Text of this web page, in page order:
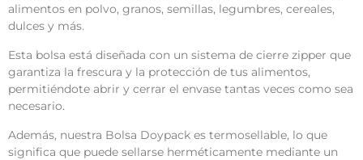
alimentos en polvo, granos, semillas, legumbres, cereales,
dulces y más.
Esta bolsa está diseñada con un sistema de cierre zipper que
garantiza la frescura y la protección de tus alimentos,
permitiéndote abrir y cerrar el envase tantas veces como sea
necesario.
Además, nuestra Bolsa Doypack es termosellable, lo que
significa que puede sellarse herméticamente mediante un